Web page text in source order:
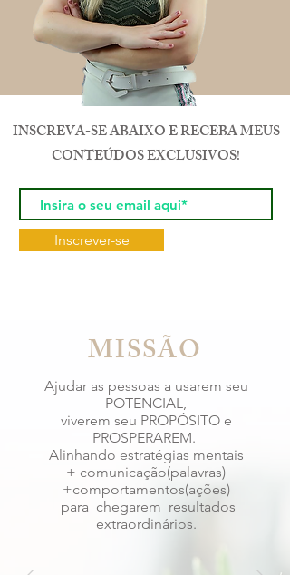
INSCREVA-SE ABAIXO E RECEBA MEUS
CONTEÚDOS EXCLUSIVOS!
Inscrever-se
MISSÃO
Ajudar as pessoas a usarem seu
POTENCIAL,
viverem seu PROPÓSITO e
PROSPERAREM.
Alinhando estratégias mentais
+ comunicação(palavras)
+comportamentos(ações)
para chegarem resultados
extraordinários.